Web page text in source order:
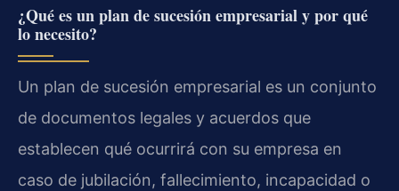
¿Qué es un plan de sucesión empresarial y por qué
lo necesito?
Un plan de sucesión empresarial es un conjunto
de documentos legales y acuerdos que
establecen qué ocurrirá con su empresa en
caso de jubilación, fallecimiento, incapacidad o